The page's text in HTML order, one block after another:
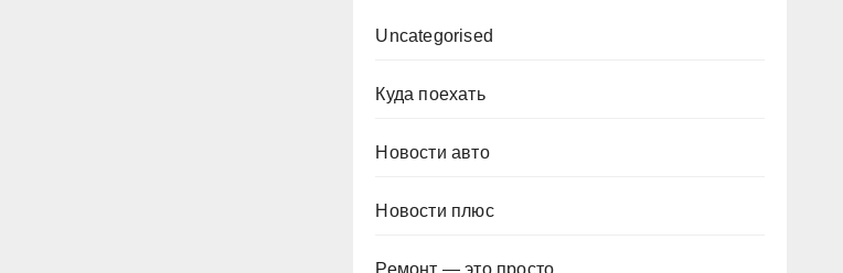
Uncategorised
Куда поехать
Новости авто
Новости плюс
Ремонт — это просто